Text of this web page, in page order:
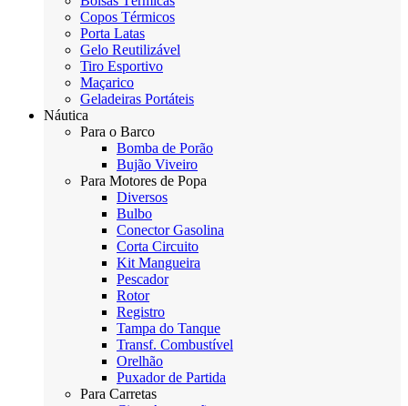
Copos Térmicos
Porta Latas
Gelo Reutilizável
Tiro Esportivo
Maçarico
Geladeiras Portáteis
Náutica
Para o Barco
Bomba de Porão
Bujão Viveiro
Para Motores de Popa
Diversos
Bulbo
Conector Gasolina
Corta Circuito
Kit Mangueira
Pescador
Rotor
Registro
Tampa do Tanque
Transf. Combustível
Orelhão
Puxador de Partida
Para Carretas